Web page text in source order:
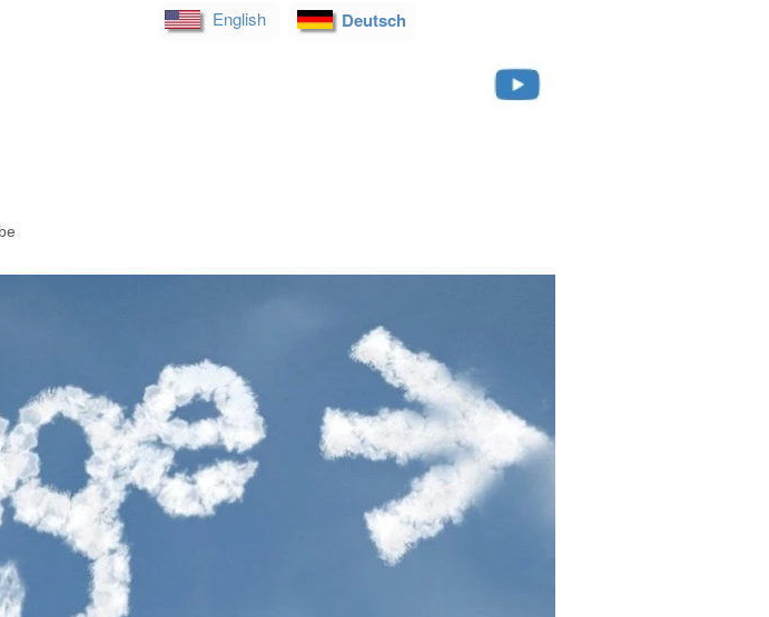
English Deutsch